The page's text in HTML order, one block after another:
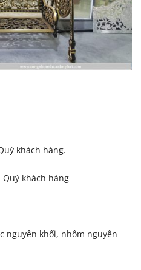
khách hàng.
khách hàng
nguyên khối, nhôm nguyên